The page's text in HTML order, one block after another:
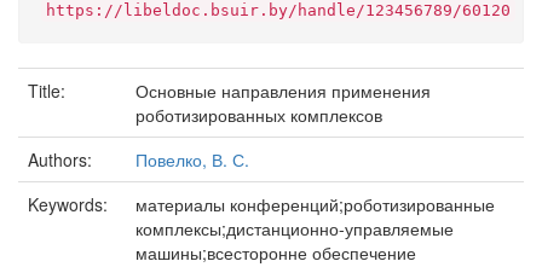
https://libeldoc.bsuir.by/handle/123456789/60120
Title:
Основные направления применения
роботизированных комплексов
Authors:
Повелко, В. С.
Keywords:
материалы конференций;роботизированные
комплексы;дистанционно-управляемые
машины;всесторонне обеспечение